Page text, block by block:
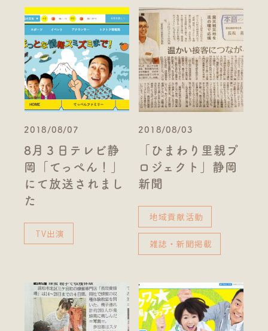
2018/08/07
8月３日テレビ静
岡「てっぺん！」
にて放送されまし
た
TV出演
2018/08/03
「ひまわり里親プ
ロジェクト」静岡
新聞
地域貢献活動
雑誌・新聞掲載